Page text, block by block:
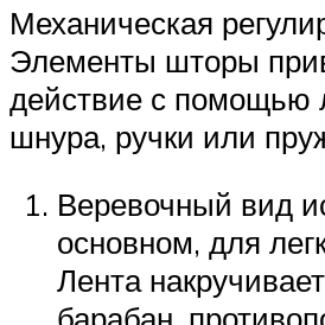
Механическая
Элементы шторы
действие с помощью
шнура, ручки или
Веревочный вид
основном, для
Лента